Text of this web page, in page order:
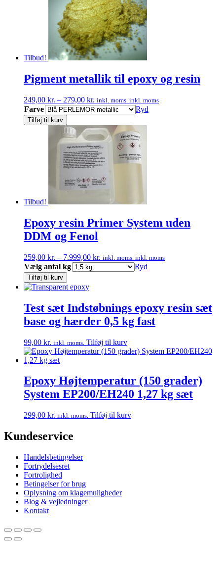
Tilbud!
Pigment metallik til epoxy og resin
249,00 kr. – 279,00 kr. Prisinterval:
249,00 kr.
til
279,00 kr.
inkl. moms. inkl. moms
Farve Ryd
Tilføj til kurv
Tilbud!
Epoxy resin Primer System uden
DDM og Fenol
259,00 kr. – 7.999,00 kr. Prisinterval:
259,00 kr.
til
inkl. moms. inkl. moms
Vælg antal kg Ryd
Tilføj til kurv
Test sæt Indstøbnings epoxy resin sæt
base og hærder 0,5 kg fast
99,00 kr. inkl. moms. Tilføj til kurv
Epoxy Højtemperatur (150 grader)
System EP200/EH240 1,27 kg sæt
299,00 kr. inkl. moms. Tilføj til kurv
Kundeservice
Handelsbetingelser
Fortrydelsesret
Fortrolighed
Betingelser for brug
Oplysning om klagemuligheder
Blog & vejledninger
Kontakt